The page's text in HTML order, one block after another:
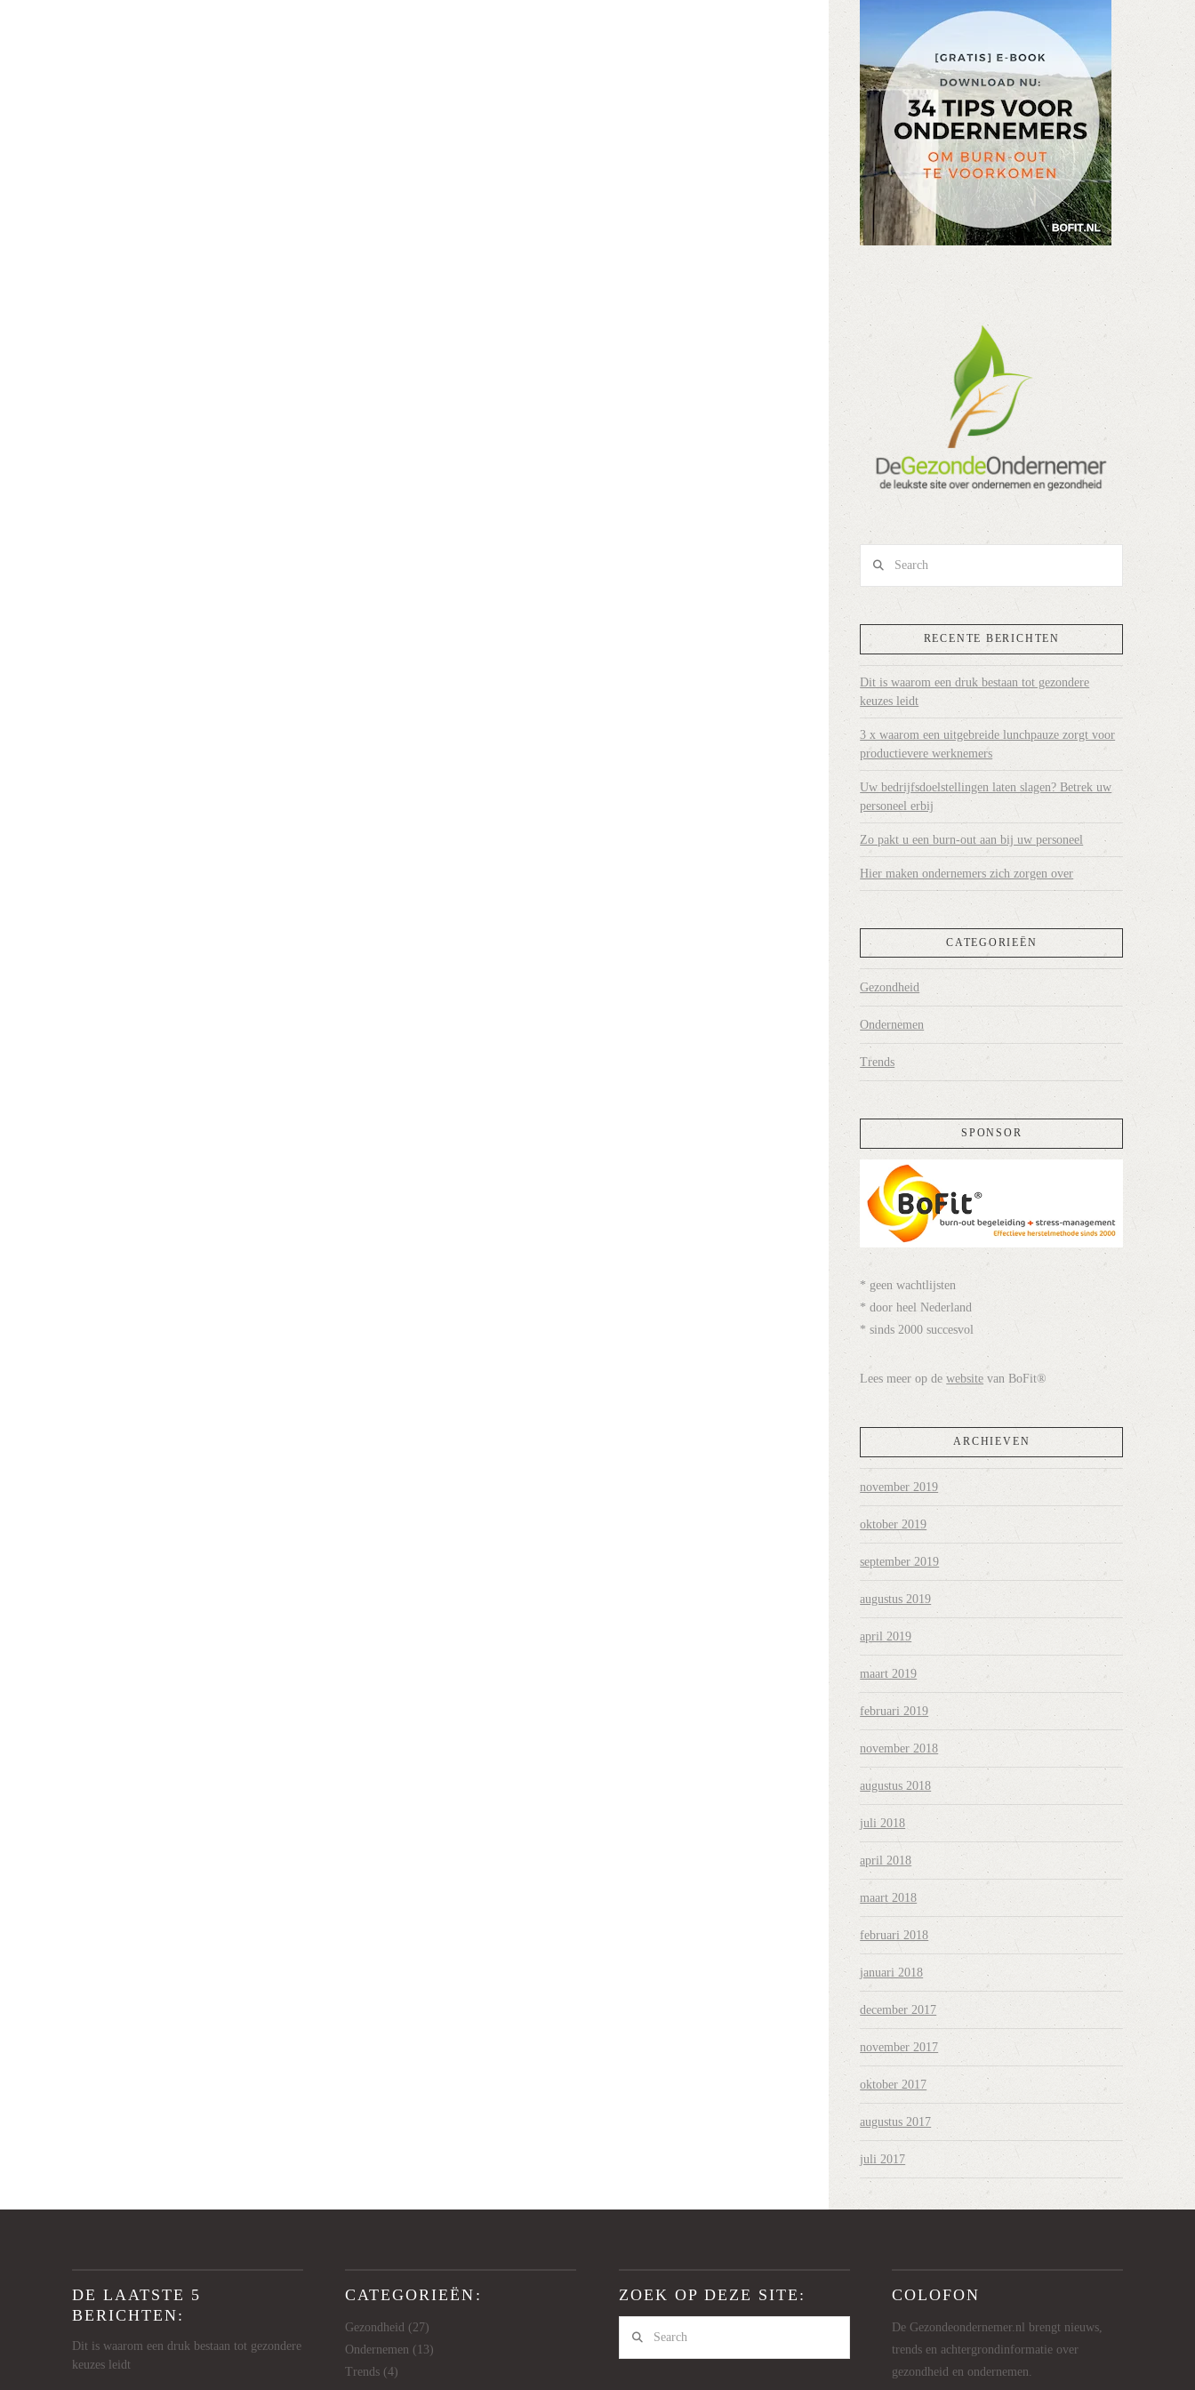
RECENTE BERICHTEN
Dit is waarom een druk bestaan tot gezondere
keuzes leidt
3 x waarom een uitgebreide lunchpauze zorgt voor
productievere werknemers
Uw bedrijfsdoelstellingen laten slagen? Betrek uw
personeel erbij
Zo pakt u een burn-out aan bij uw personeel
Hier maken ondernemers zich zorgen over
CATEGORIEËN
Gezondheid
Ondernemen
Trends
SPONSOR
* geen wachtlijsten
* door heel Nederland
* sinds 2000 succesvol
Lees meer op dewebsite van BoFit®
ARCHIEVEN
november 2019
oktober 2019
september 2019
augustus 2019
april 2019
maart 2019
februari 2019
november 2018
augustus 2018
juli 2018
april 2018
maart 2018
februari 2018
januari 2018
december 2017
november 2017
oktober 2017
augustus 2017
juli 2017
DE LAATSTE 5
BERICHTEN:
Dit is waarom een druk bestaan tot gezondere
keuzes leidt
CATEGORIEËN:
Gezondheid (27)
Ondernemen (13)
Trends (4)
ZOEK OP DEZE SITE: COLOFON
De Gezondeondernemer.nl brengt nieuws,
trends en achtergrondinformatie over
gezondheid en ondernemen.